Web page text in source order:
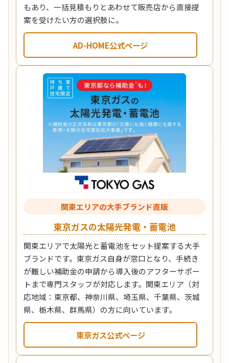
もあり、一括見積もりとあわせて販売店から直接提
案を受けたい方の選択肢に。
AD-HOME公式ページ
関東エリアの大手ブランド直販
東京ガスの太陽光発電・蓄電池
関東エリアで太陽光と蓄電池をセット提案する大手
ブランドです。東京ガス自身が窓口となり、手続き
が難しい補助金の申請から導入後のアフターサポー
トまで専門スタッフが対応します。関東エリア（対
応地域：東京都、神奈川県、埼玉県、千葉県、茨城
県、栃木県、群馬県）の方に向いています。
東京ガス公式ページ